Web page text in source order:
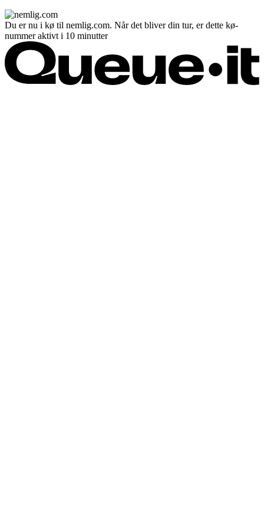
Du er nu i kø til nemlig.com. Når det bliver din tur, er dette kø-
nummer aktivt i 10 minutter